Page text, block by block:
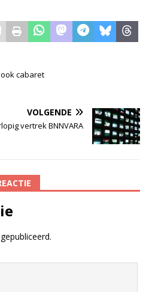
ook cabaret
VOLGENDE
vertrek BNNVARA